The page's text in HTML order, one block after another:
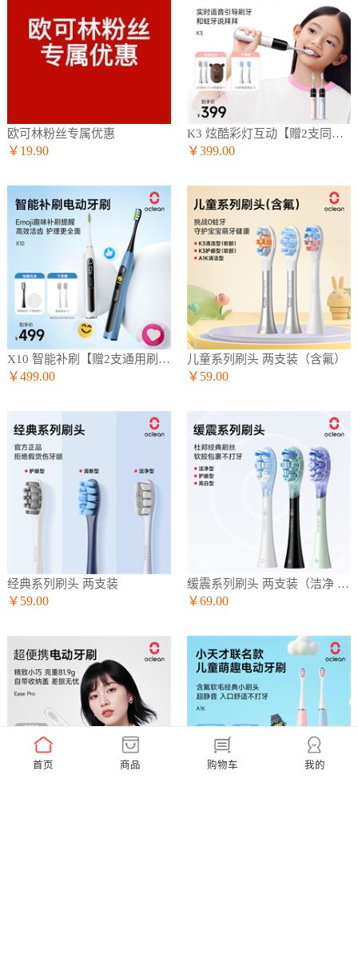
首页 商品 购物车 我的
欧可林粉丝专属优惠
￥19.90
K3 炫酷彩灯互动【赠2支同款刷头】
￥399.00
X10 智能补刷【赠2支通用刷头】
￥499.00
儿童系列刷头 两支装（含氟）
￥59.00
经典系列刷头 两支装
￥59.00
缓震系列刷头 两支装（洁净 护龈 亮白）
￥69.00